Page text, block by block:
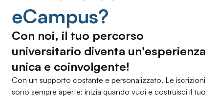
eCampus?
Con noi, il tuo percorso
universitario diventa un'esperienza
unica e coinvolgente!
Con un supporto costante e personalizzato. Le iscrizioni
sono sempre aperte: inizia quando vuoi e costruisci il tuo